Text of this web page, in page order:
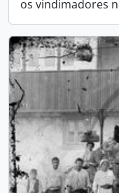
os vindimadores